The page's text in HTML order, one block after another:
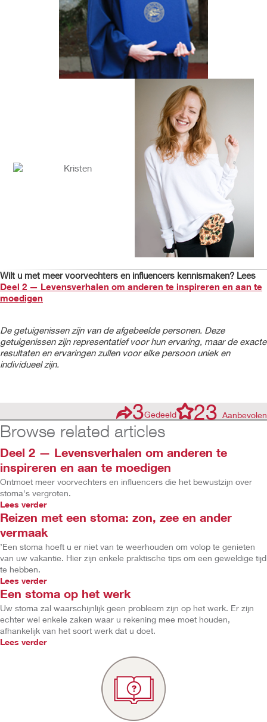
Wilt u met meer voorvechters en influencers kennismaken? Lees
Deel 2 — Levensverhalen om anderen te inspireren en aan te
moedigen
De getuigenissen zijn van de afgebeelde personen. Deze
getuigenissen zijn representatief voor hun ervaring, maar de exacte
resultaten en ervaringen zullen voor elke persoon uniek en
individueel zijn.
3Gedeeld 23 Aanbevolen
Browse related articles
Deel 2 — Levensverhalen om anderen te
inspireren en aan te moedigen
Ontmoet meer voorvechters en influencers die het bewustzijn over
stoma's vergroten.
Lees verder
Reizen met een stoma: zon, zee en ander
vermaak
’Een stoma hoeft u er niet van te weerhouden om volop te genieten
van uw vakantie. Hier zijn enkele praktische tips om een geweldige tijd
te hebben.
Lees verder
Een stoma op het werk
Uw stoma zal waarschijnlijk geen probleem zijn op het werk. Er zijn
echter wel enkele zaken waar u rekening mee moet houden,
afhankelijk van het soort werk dat u doet.
Lees verder